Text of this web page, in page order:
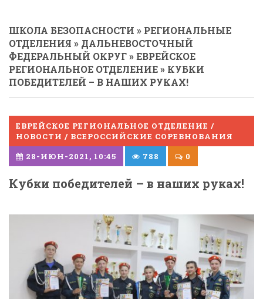
ШКОЛА БЕЗОПАСНОСТИ » РЕГИОНАЛЬНЫЕ
ОТДЕЛЕНИЯ » ДАЛЬНЕВОСТОЧНЫЙ
ФЕДЕРАЛЬНЫЙ ОКРУГ»ЕВРЕЙСКОЕ
РЕГИОНАЛЬНОЕ ОТДЕЛЕНИЕ» КУБКИ
ПОБЕДИТЕЛЕЙ – В НАШИХ РУКАХ!
ЕВРЕЙСКОЕ РЕГИОНАЛЬНОЕ ОТДЕЛЕНИЕ /
НОВОСТИ / ВСЕРОССИЙСКИЕ СОРЕВНОВАНИЯ
28-ИЮН-2021, 10:45
788 0
Кубки победителей – в наших руках!